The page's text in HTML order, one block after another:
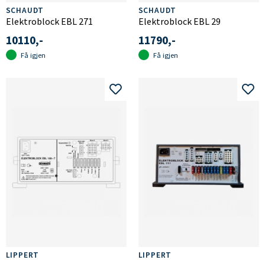
SCHAUDT
Elektroblock EBL 271
10110,-
Få igjen
SCHAUDT
Elektroblock EBL 29
11790,-
Få igjen
LIPPERT LIPPERT